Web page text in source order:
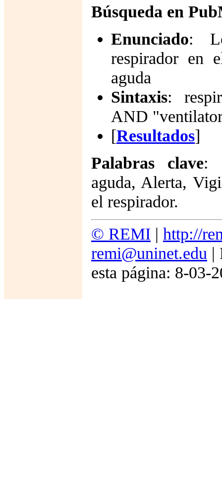
Búsqueda en
Enunciado:
respirador en
aguda
Sintaxis:
AND
[Resultados]
Palabras clave:
aguda, Alerta,
el respirador.
© REMI | http://
remi@uninet.edu |
esta página: 8-03-